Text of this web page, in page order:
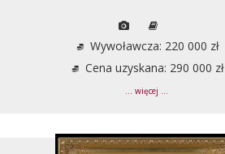
Wywoławcza: 220 000 zł
Cena uzyskana: 290 000 zł
... więcej ...